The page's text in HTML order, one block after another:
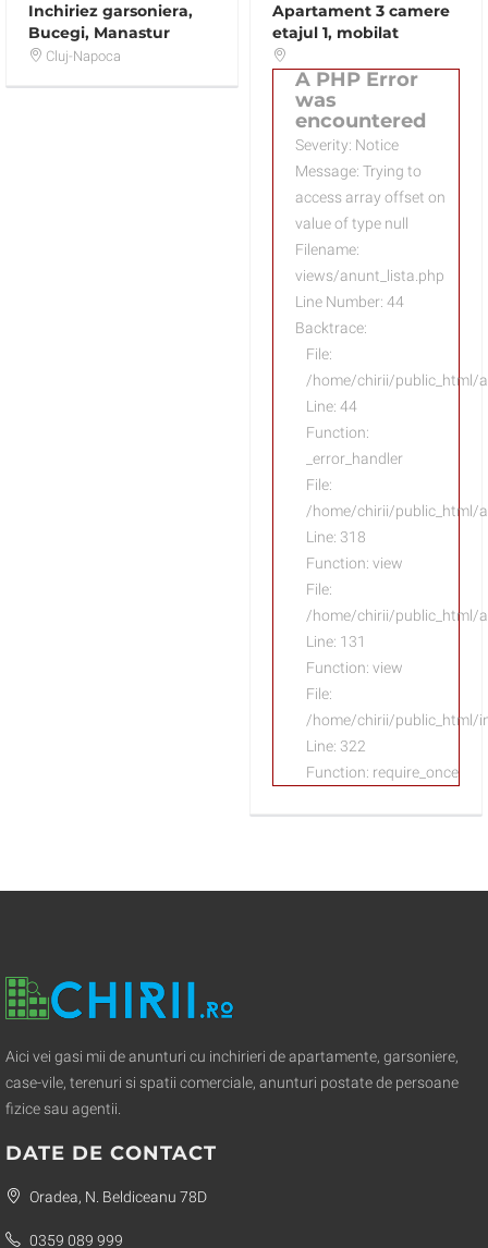
Inchiriez garsoniera,
Bucegi, Manastur
Cluj-Napoca
Apartament 3 camere
etajul 1, mobilat
A PHP Error
was
encountered
Severity: Notice
Message: Trying to
access array offset on
value of type null
Filename:
views/anunt_lista.php
Line Number: 44
Backtrace:
File:
/home/chirii/public_html/
Line: 44
Function:
_error_handler
File:
/home/chirii/public_html/
Line: 318
Function: view
File:
/home/chirii/public_html/
Line: 131
Function: view
File:
/home/chirii/public_html/
Line: 322
Function: require_once
Aici vei gasi mii de anunturi cu inchirieri de apartamente, garsoniere,
case-vile, terenuri si spatii comerciale, anunturi postate de persoane
fizice sau agentii.
DATE DE CONTACT
Oradea, N. Beldiceanu 78D
0359 089 999